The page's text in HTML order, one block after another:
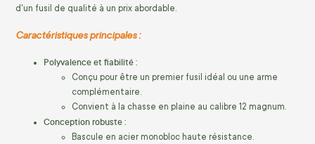
d'un fusil de qualité à un prix abordable.
Caractéristiques principales :
Polyvalence et fiabilité :
Conçu pour être un premier fusil idéal ou une arme
complémentaire.
Convient à la chasse en plaine au calibre 12 magnum.
Conception robuste :
Bascule en acier monobloc haute résistance.